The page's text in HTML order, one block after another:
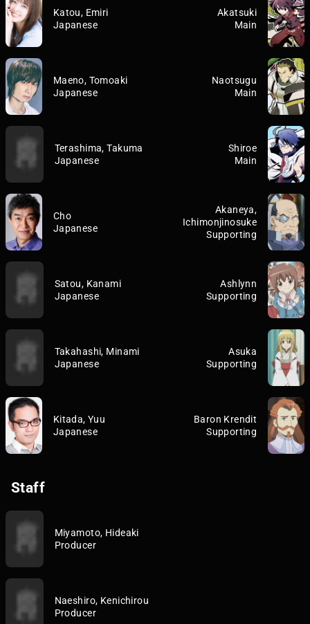
Katou, Emiri
Japanese
Akatsuki
Main
Maeno, Tomoaki
Japanese
Naotsugu
Main
Terashima, Takuma
Japanese
Shiroe
Main
Cho
Japanese
Akaneya,
Ichimonjinosuke
Supporting
Satou, Kanami
Japanese
Ashlynn
Supporting
Takahashi, Minami
Japanese
Asuka
Supporting
Kitada, Yuu
Japanese
Baron Krendit
Supporting
Staff
Miyamoto, Hideaki
Producer
Naeshiro, Kenichirou
Producer